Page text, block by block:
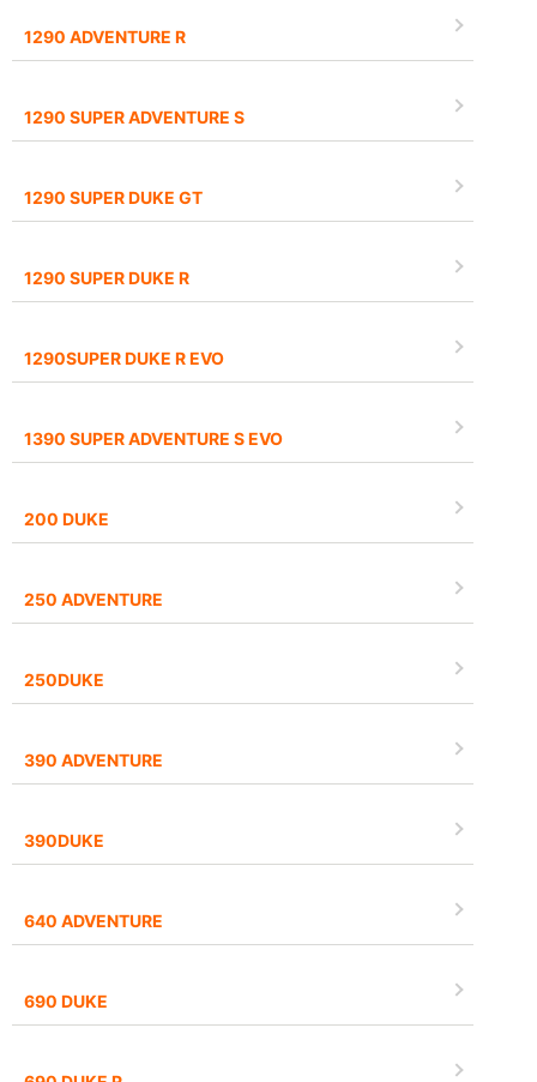
1290 ADVENTURE R
1290 SUPER ADVENTURE S
1290 SUPER DUKE GT
1290 SUPER DUKE R
1290SUPER DUKE R EVO
1390 SUPER ADVENTURE S EVO
200 DUKE
250 ADVENTURE
250DUKE
390 ADVENTURE
390DUKE
640 ADVENTURE
690 DUKE